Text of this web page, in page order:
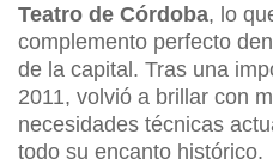
Teatro de Córdoba, lo
complemento perfecto
de la capital. Tras una
2011, volvió a brillar con
necesidades técnicas
todo su encanto histórico.